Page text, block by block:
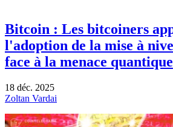
Bitcoin : Les bitcoiners
l'adoption de la mise à
face à la menace quantique
18 déc. 2025
Zoltan Vardai